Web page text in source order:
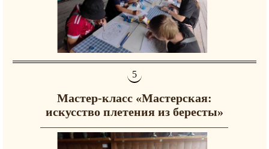
Мастер-класс «Мастерская:
искусство плетения из бересты»